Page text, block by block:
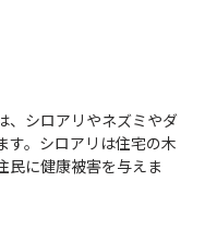
、シロアリやネズミやダ
す。シロアリは住宅の木
民に健康被害を与えま